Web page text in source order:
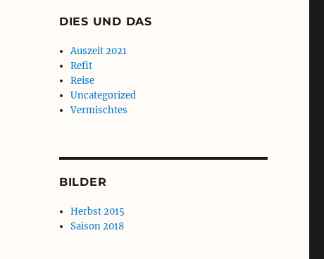
DIES UND DAS
Auszeit 2021
Refit
Reise
Uncategorized
Vermischtes
BILDER
Herbst 2015
Saison 2018